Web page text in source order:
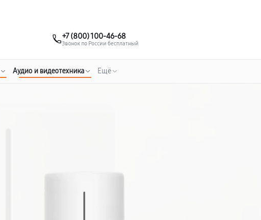
+7 (800) 100-46-68
Звонок по России бесплатный
Аудио и видеотехника Ещё